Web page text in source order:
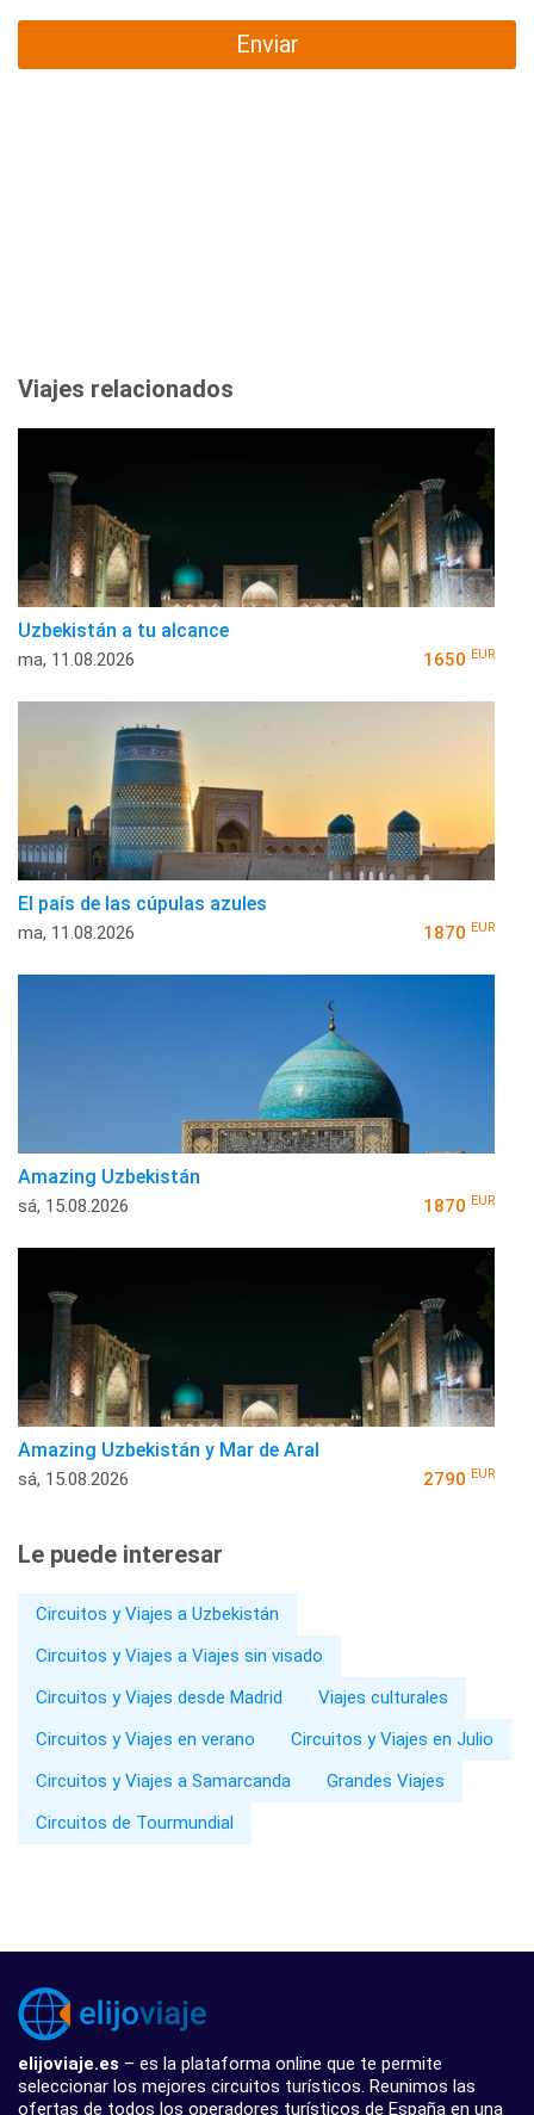
Enviar
Viajes relacionados
Uzbekistán a tu alcance
ma, 11.08.2026 1650 EUR
El país de las cúpulas azules
ma, 11.08.2026 1870 EUR
Amazing Uzbekistán
sá, 15.08.2026 1870 EUR
Amazing Uzbekistán y Mar de Aral
sá, 15.08.2026 2790 EUR
Le puede interesar
Circuitos y Viajes a Uzbekistán
Circuitos y Viajes a Viajes sin visado
Circuitos y Viajes desde Madrid
Viajes culturales
Circuitos y Viajes en verano
Circuitos y Viajes en Julio
Circuitos y Viajes a Samarcanda
Grandes Viajes
Circuitos de Tourmundial
elijoviaje.es – es la plataforma online que te permite
seleccionar los mejores circuitos turísticos. Reunimos las
ofertas de todos los operadores turísticos de España en una